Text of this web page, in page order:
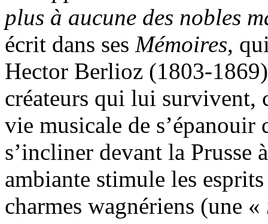
plus à aucune des nobles
écrit dans ses Mémoires,
Hector Berlioz (1803-
créateurs qui lui survivent,
vie musicale de
s’incliner devant la Prusse
ambiante stimule les
charmes wagnériens (une «